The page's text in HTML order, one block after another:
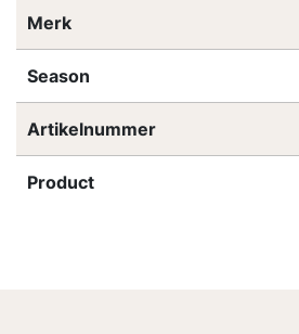
Merk
Season
Artikelnummer
Product